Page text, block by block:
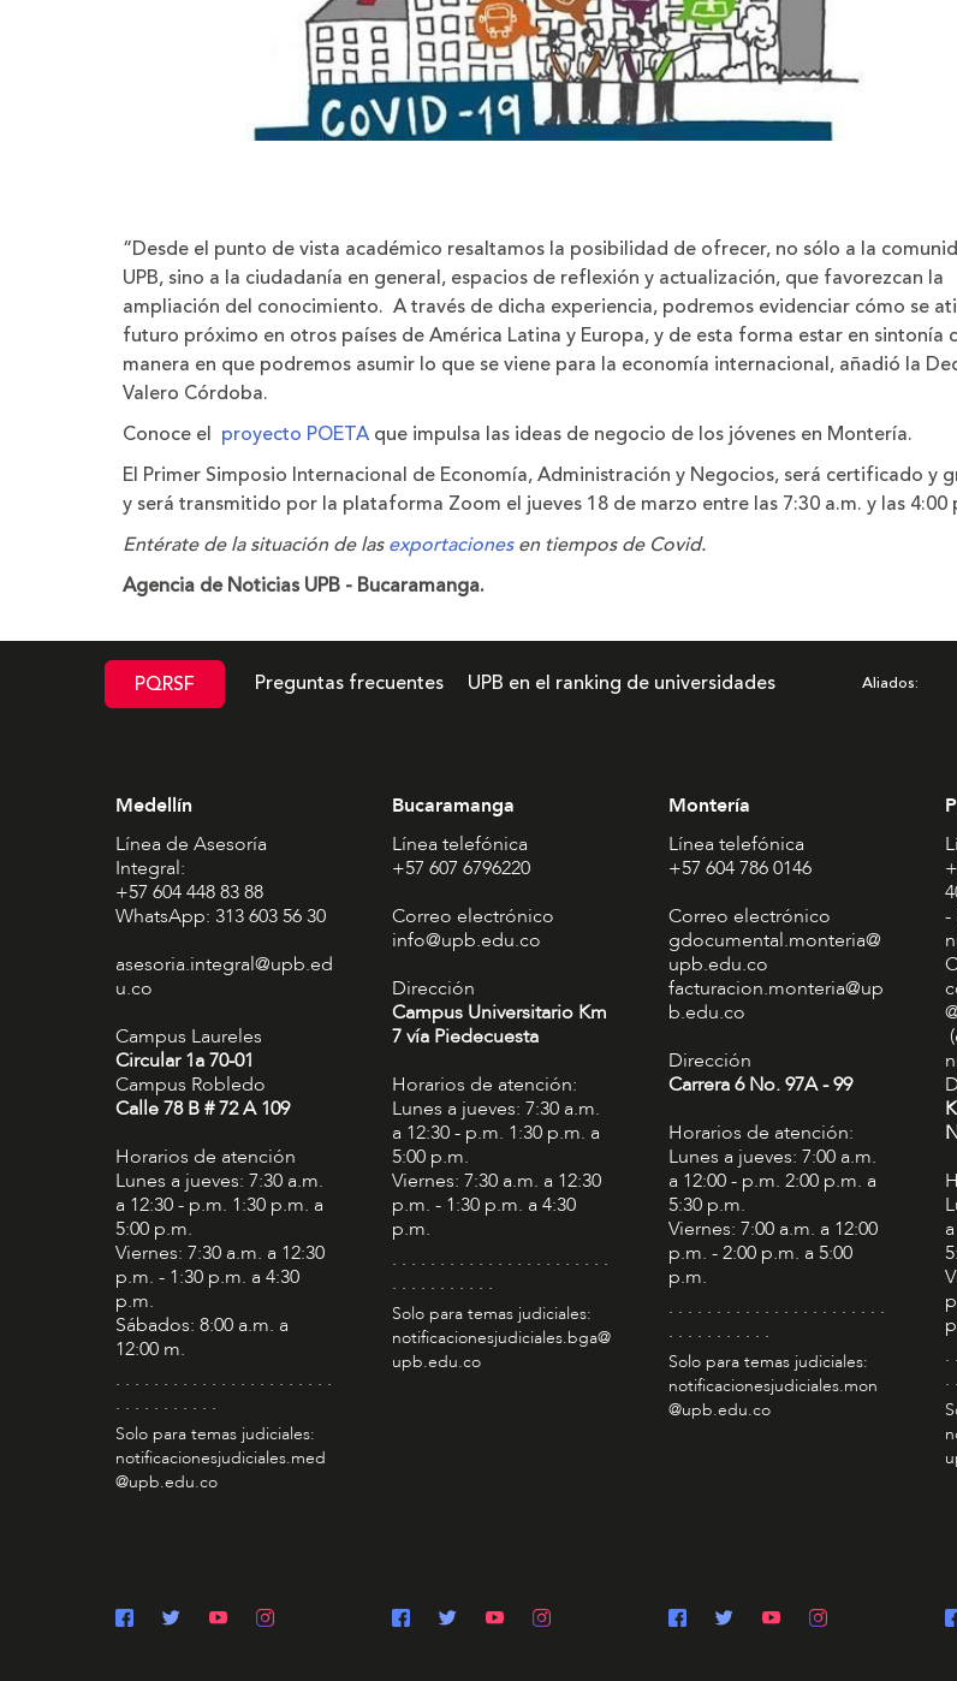
“Desde el punto de vista académico resaltamos la posibilidad de ofrecer, no sólo a la
UPB, sino a la ciudadanía en general, espacios de reflexión y actualización, que favorezcan la
ampliación del conocimiento. A través de dicha experiencia, podremos evidenciar cómo se
futuro próximo en otros países de América Latina y Europa, y de esta forma estar en sintonía
manera en que podremos asumir lo que se viene para la economía internacional, añadió la
Valero Córdoba.
Conoce el proyecto POETA que impulsa las ideas de negocio de los jóvenes en Montería.
El Primer Simposio Internacional de Economía, Administración y Negocios, será certificado y
y será transmitido por la plataforma Zoom el jueves 18 de marzo entre las 7:30 a.m. y las 4:00
Entérate de la situación de lasexportacionesen tiempos de Covid.
Agencia de Noticias UPB - Bucaramanga.
PQRSF Preguntas frecuentes UPB en el ranking de universidades Aliados
Medellín
Línea de Asesoría
Integral:
+57 604 448 83 88
WhatsApp: 313 603 56 30
asesoria.integral@upb.ed
u.co
Campus Laureles
Circular 1a 70-01
Campus Robledo
Calle 78 B # 72 A 109
Horarios de atención
Lunes a jueves: 7:30 a.m.
a 12:30 - p.m. 1:30 p.m. a
5:00 p.m.
Viernes: 7:30 a.m. a 12:30
p.m. - 1:30 p.m. a 4:30
p.m.
Sábados: 8:00 a.m. a
12:00 m.
. . . . . . . . . . . . . . . . . . . . . . .
. . . . . . . . . . .
Solo para temas judiciales:
notificacionesjudiciales.med
@upb.edu.co
Bucaramanga
Línea telefónica
+57 607 6796220
Correo electrónico
info@upb.edu.co
Dirección
Campus Universitario Km
7 vía Piedecuesta
Horarios de atención:
Lunes a jueves: 7:30 a.m.
a 12:30 - p.m. 1:30 p.m. a
5:00 p.m.
Viernes: 7:30 a.m. a 12:30
p.m. - 1:30 p.m. a 4:30
p.m.
. . . . . . . . . . . . . . . . . . . . . . .
. . . . . . . . . . .
Solo para temas judiciales:
notificacionesjudiciales.bga@
upb.edu.co
Montería
Línea telefónica
+57 604 786 0146
Correo electrónico
gdocumental.monteria@
upb.edu.co
facturacion.monteria@up
b.edu.co
Dirección
Carrera 6 No. 97A - 99​
Horarios de atención:
Lunes a jueves: 7:00 a.m.
a 12:00 - p.m. 2:00 p.m. a
5:30 p.m.
Viernes: 7:00 a.m. a 12:00
p.m. - 2:00 p.m. a 5:00
p.m.
. . . . . . . . . . . . . . . . . . . . . . .
. . . . . . . . . . .
Solo para temas judiciales:
notificacionesjudiciales.mon
@upb.edu.co
-
.
.